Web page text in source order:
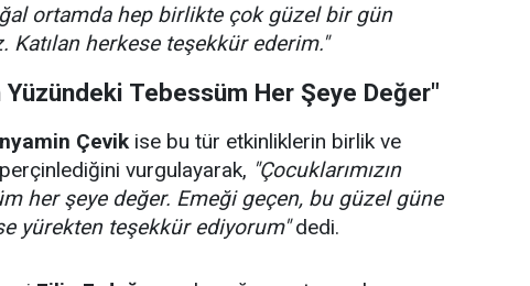
ortamda hep birlikte çok güzel bir gün
Katılan herkese teşekkür ederim."
Yüzündeki Tebessüm Her Şeye Değer"
Çevikise bu tür etkinliklerin birlik ve
vurgulayarak, "Çocuklarımızın
her şeye değer. Emeği geçen, bu güzel güne
yürekten teşekkür ediyorum"dedi.